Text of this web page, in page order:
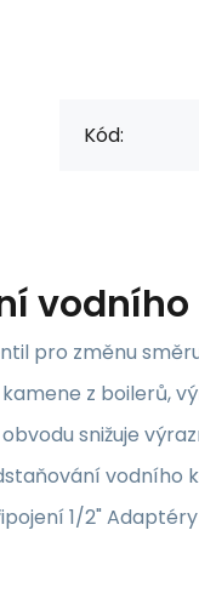
Kód:
vodního
pro změnu
z boilerů,
snižuje
vodního
1/2"